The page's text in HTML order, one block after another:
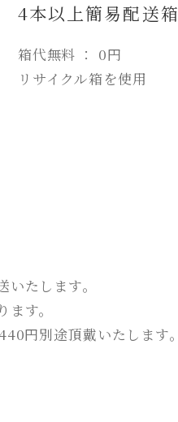
4本以上簡易配送箱
箱代無料 ： 0円
リサイクル箱を使用
たします。
す。
円別途頂戴いたします。